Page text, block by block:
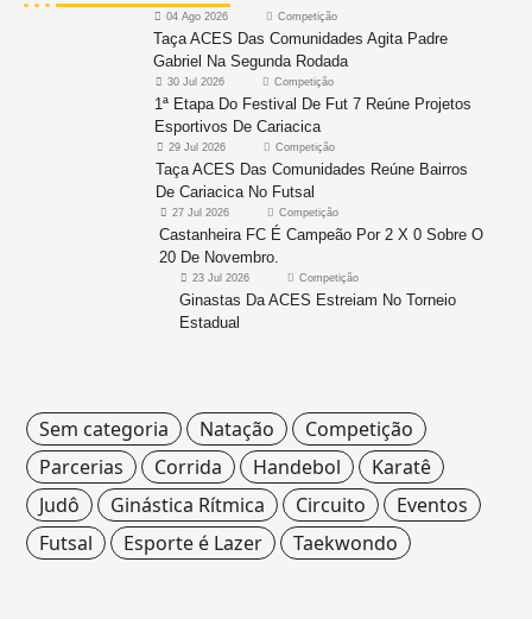
04 Ago 2026 Competição
Taça ACES Das Comunidades Agita Padre
Gabriel Na Segunda Rodada
30 Jul 2026 Competição
1ª Etapa Do Festival De Fut 7 Reúne Projetos
Esportivos De Cariacica
29 Jul 2026 Competição
Taça ACES Das Comunidades Reúne Bairros
De Cariacica No Futsal
27 Jul 2026 Competição
Castanheira FC É Campeão Por 2 X 0 Sobre O
20 De Novembro.
23 Jul 2026 Competição
Ginastas Da ACES Estreiam No Torneio
Estadual
Sem categoria Natação
Competição
Parcerias
Corrida Handebol
Karatê
Judô
Ginástica Rítmica Circuito
Eventos
Futsal
Esporte é Lazer Taekwondo